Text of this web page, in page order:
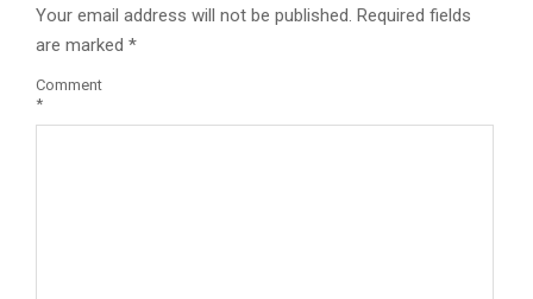
Your email address will not be published. Required fields
are marked *
Comment
*